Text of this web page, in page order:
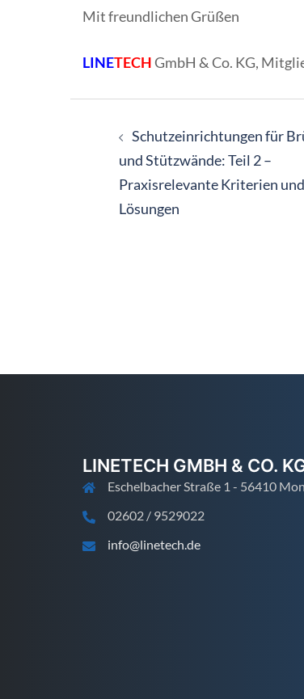
Mit freundlichen Grüßen
LINETECHGmbH & Co. KG,
Schutzeinrichtungen für
und Stützwände: Teil 2 –
Praxisrelevante Kriterien und
Lösungen
LINETECH GMBH & CO.
Eschelbacher Straße 1 - 56410
02602 / 9529022
info@linetech.de